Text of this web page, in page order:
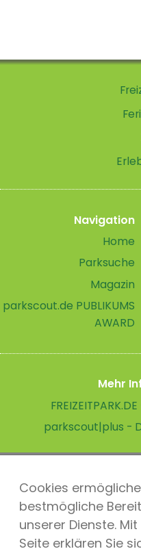
Cookies
bestmögliche
unserer Dienste.
Seite erklären Sie
Navigation
Home
Parksuche
Magazin
parkscout.de PUBLIKUMS
AWARD
Mehr
parkscout|plus -